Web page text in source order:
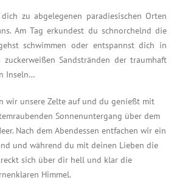
zu abgelegenen paradiesischen Orten
Am Tag erkundest du schnorchelnd die
schwimmen oder entspannst dich in
Sandstränden der traumhaft
Inseln…
wir unsere Zelte auf und du genießt mit
Sonnenuntergang über dem
Nach dem Abendessen entfachen wir ein
und während du mit deinen Lieben die
sich über dir hell und klar die
Himmel.